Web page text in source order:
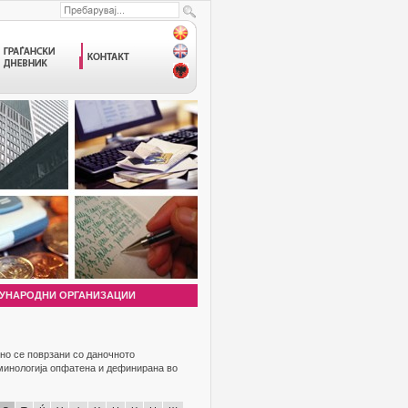
ОРГАНИЗАЦИИ
се поврзани со даночното
опфатена и дефинирана во